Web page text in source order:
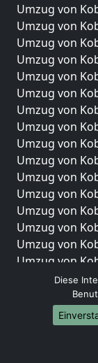
Umzug von
Umzug von
Umzug von
Umzug von
Umzug von
Umzug von
Umzug von
Umzug von
Umzug von
Umzug von
Umzug von
Umzug von
Umzug von
Umzug von
Umzug von
Umzug von
Umzug von
Umzug von
Umzug von
Umzug von
Umzüge-
Diese